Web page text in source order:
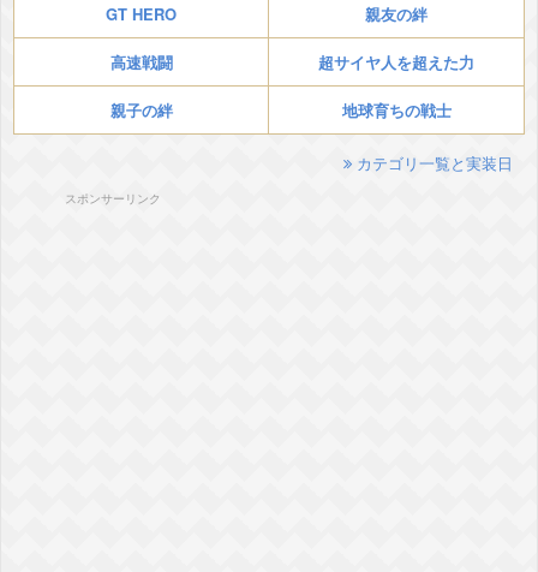
GT HERO 親友の絆
高速戦闘 超サイヤ人を超えた力
親子の絆 地球育ちの戦士
カテゴリ一覧と実装日
スポンサーリンク